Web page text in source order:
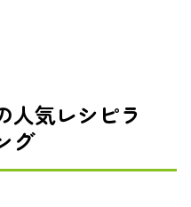
人気レシピラ
グ